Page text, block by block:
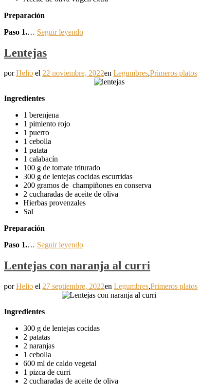
Preparación
Paso 1.… Seguir leyendo
Lentejas
porHelio el 22 noviembre, 2022en Legumbres,Primeros platos
Ingredientes
1 berenjena
1 pimiento rojo
1 puerro
1 cebolla
1 patata
1 calabacín
100 g de tomate triturado
300 g de lentejas cocidas escurridas
200 gramos de champiñones en conserva
2 cucharadas de aceite de oliva
Hierbas provenzales
Sal
Preparación
Paso 1.… Seguir leyendo
Lentejas con naranja al curri
porHelio el 27 septiembre, 2022en Legumbres,Primeros platos
Ingredientes
300 g de lentejas cocidas
2 patatas
2 naranjas
1 cebolla
600 ml de caldo vegetal
1 pizca de curri
2 cucharadas de aceite de oliva